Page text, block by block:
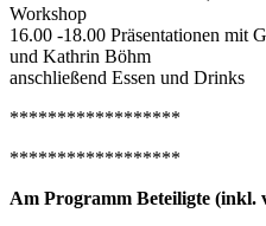
Workshop
16.00 -18.00 Präsentationen mit
und Kathrin Böhm
anschließend Essen und Drinks
******************
******************
Am Programm Beteiligte (inkl.